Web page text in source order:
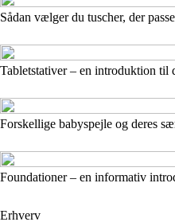
Sådan vælger du tuscher, der
Tabletstativer – en introduktion til
Forskellige babyspejle og deres
Foundationer – en informativ
Erhverv